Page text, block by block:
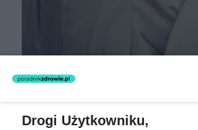
Zdrowie psychiczne: jak
niegroźnych zaburzeń
Drogi Użytkowniku,